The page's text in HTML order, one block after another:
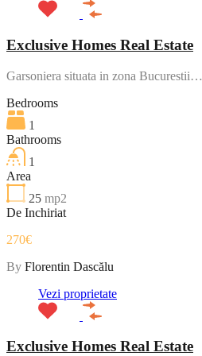
Exclusive Homes Real Estate
Garsoniera situata in zona Bucurestii…
Bedrooms
1
Bathrooms
1
Area
25 mp2
De Inchiriat
270€
By Florentin Dascălu
Vezi proprietate
Exclusive Homes Real Estate